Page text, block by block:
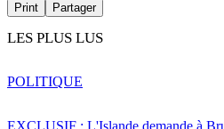
Print Partager
LES PLUS LUS
EXCLUSIF : L'Islande demande à
POLITIQUE